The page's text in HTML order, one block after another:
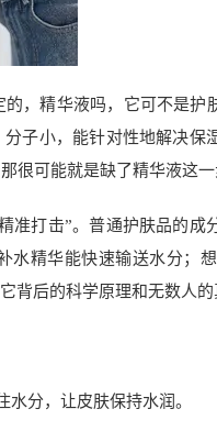
，精华液吗，它可不是护
子小，能针对性地解决
很可能就是缺了精华液这一
准打击”。普通护肤品的
水精华能快速输送水分；
背后的科学原理和无数人的
分，让皮肤保持水润。